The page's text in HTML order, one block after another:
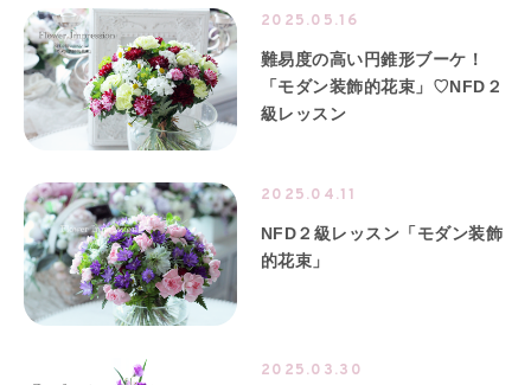
2025.05.16
難易度の高い円錐形ブーケ！
「モダン装飾的花束」♡NFD２
級レッスン
2025.04.11
NFD２級レッスン「モダン装飾
的花束」
2025.03.30